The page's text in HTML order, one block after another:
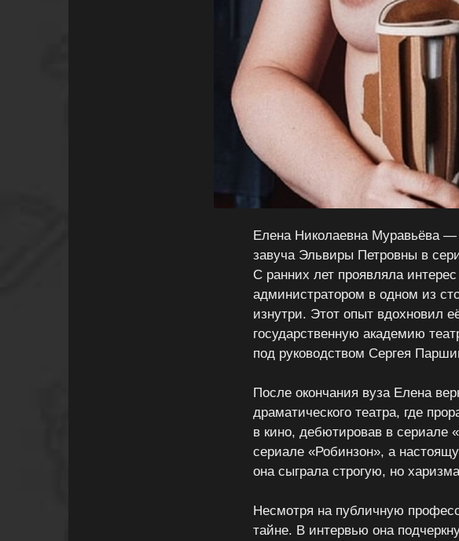
Елена Николаевна Муравьёва —
завуча Эльвиры Петровны в
С ранних лет проявляла
администратором в одном из
изнутри. Этот опыт вдохновил
государственную академию
под руководством Сергея
После окончания вуза Елена
драматического театра, где
в кино, дебютировав в сериале
сериале «Робинзон», а
она сыграла строгую, но
Несмотря на публичную
тайне. В интервью она